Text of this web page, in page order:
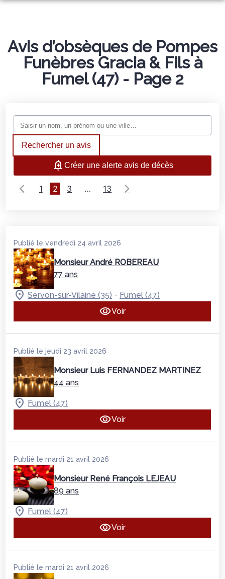
MONUMENTS FUNÉRAIRES
NOTRE AGENCE
NOTRE CHAMBRE FUNERAIRE
ESPACES HOMMAGES
Avis d’obsèques de Pompes
Funèbres Gracia & Fils à
Fumel (47) - Page 2
Rechercher un avis
Créer une alerte avis de décès
1 2 3 … 13
Publié le vendredi 24 avril 2026
Monsieur André ROBEREAU
77 ans
Servon-sur-Vilaine (35) - Fumel (47)
Voir
Publié le jeudi 23 avril 2026
Monsieur Luis FERNANDEZ MARTINEZ
44 ans
Fumel (47)
Voir
Publié le mardi 21 avril 2026
Monsieur René François LEJEAU
89 ans
Fumel (47)
Voir
Publié le mardi 21 avril 2026